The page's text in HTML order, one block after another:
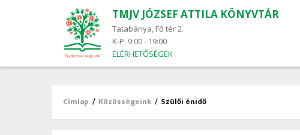
TMJV JÓZSEF ATTILA KÖNYVTÁR
Tatabánya, Fő tér 2.
K-P: 9:00 - 19:00
ELÉRHETŐSÉGEK
Main
navigation
Morzsa
Címlap / Közösségeink / Szülői énidő